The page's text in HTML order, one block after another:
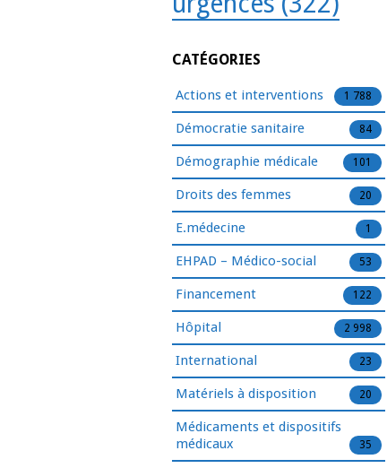
CATÉGORIES
Actions et interventions 1 788
Démocratie sanitaire 84
Démographie médicale 101
Droits des femmes 20
E.médecine 1
EHPAD – Médico-social 53
Financement 122
Hôpital 2 998
International 23
Matériels à disposition 20
Médicaments et dispositifs
médicaux
35